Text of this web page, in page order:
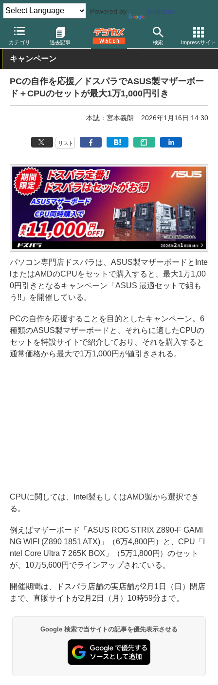
Powered by Translate
カテゴリ 過去記事 検索 Impressサイト
デジカメ Watch PC/モバイル関連 PC
キャンペーン
PCの自作を応援／ドスパラでASUS製マザーボー
ド＋CPUのセットが最大1万1,000円引き
本誌：宮本義朗 2026年1月16日 14:30
リスト
パソコン専門店ドスパラは、ASUS製マザーボードとInte
lまたはAMDのCPUをセットで購入すると、最大1万1,00
0円引きとなるキャンペーン「ASUS 最適セットで組も
う!!」を開催している。
PCの自作を応援することを目的としたキャンペーン。6
種類のASUS製マザーボードと、それらに適したCPUの
セットを特設サイトで紹介しており、それを購入すると
通常価格から最大で1万1,000円が値引きされる。
CPUに関しては、Intel製もしくはAMD製から選択でき
る。
例えばマザーボード「ASUS ROG STRIX Z890-F GAMI
NG WIFI (Z890 1851 ATX)」（6万4,800円）と、CPU「I
ntel Core Ultra 7 265K BOX」（5万1,800円）のセット
が、10万5,600円でラインアップされている。
開催期間は、ドスパラ店舗の実店舗が2月1日（日）閉店
まで、直販サイトが2月2日（月）10時59分まで。
Google 検索で当サイトの記事を優先表示させる